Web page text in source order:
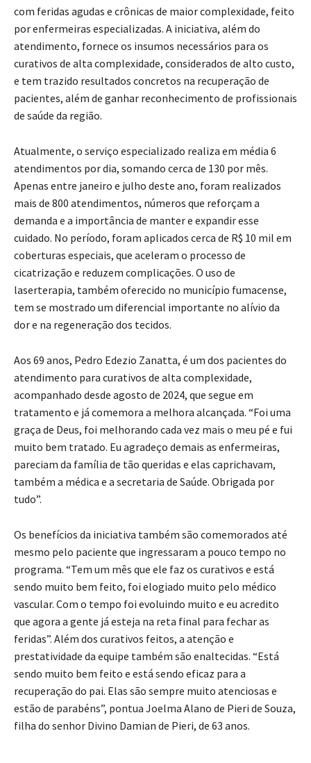
com feridas agudas e crônicas de maior complexidade, feito
por enfermeiras especializadas. A iniciativa, além do
atendimento, fornece os insumos necessários para os
curativos de alta complexidade, considerados de alto custo,
e tem trazido resultados concretos na recuperação de
pacientes, além de ganhar reconhecimento de profissionais
de saúde da região.
Atualmente, o serviço especializado realiza em média 6
atendimentos por dia, somando cerca de 130 por mês.
Apenas entre janeiro e julho deste ano, foram realizados
mais de 800 atendimentos, números que reforçam a
demanda e a importância de manter e expandir esse
cuidado. No período, foram aplicados cerca de R$ 10 mil em
coberturas especiais, que aceleram o processo de
cicatrização e reduzem complicações. O uso de
laserterapia, também oferecido no município fumacense,
tem se mostrado um diferencial importante no alívio da
dor e na regeneração dos tecidos.
Aos 69 anos, Pedro Edezio Zanatta, é um dos pacientes do
atendimento para curativos de alta complexidade,
acompanhado desde agosto de 2024, que segue em
tratamento e já comemora a melhora alcançada. “Foi uma
graça de Deus, foi melhorando cada vez mais o meu pé e fui
muito bem tratado. Eu agradeço demais as enfermeiras,
pareciam da família de tão queridas e elas caprichavam,
também a médica e a secretaria de Saúde. Obrigada por
tudo”.
Os benefícios da iniciativa também são comemorados até
mesmo pelo paciente que ingressaram a pouco tempo no
programa. “Tem um mês que ele faz os curativos e está
sendo muito bem feito, foi elogiado muito pelo médico
vascular. Com o tempo foi evoluindo muito e eu acredito
que agora a gente já esteja na reta final para fechar as
feridas”. Além dos curativos feitos, a atenção e
prestatividade da equipe também são enaltecidas. “Está
sendo muito bem feito e está sendo eficaz para a
recuperação do pai. Elas são sempre muito atenciosas e
estão de parabéns”, pontua Joelma Alano de Pieri de Souza,
filha do senhor Divino Damian de Pieri, de 63 anos.